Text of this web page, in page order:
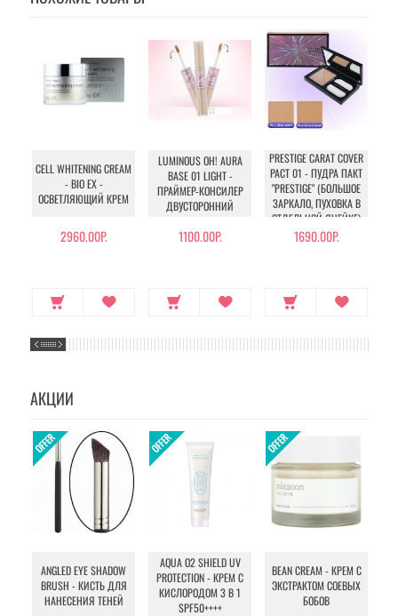
CELL WHITENING CREAM
- BIO EX -
ОСВЕТЛЯЮЩИЙ КРЕМ
2960.00Р.
LUMINOUS OH! AURA
BASE 01 LIGHT -
ПРАЙМЕР-КОНСИЛЕР
ДВУСТОРОННИЙ
1100.00Р.
PRESTIGE CARAT COVER
PACT 01 - ПУДРА ПАКТ
"PRESTIGE" (БОЛЬШОЕ
ЗАРКАЛО, ПУХОВКА В
ОТДЕЛЬНОЙ ЯЧЕЙКЕ)
1690.00Р.
АКЦИИ
ANGLED EYE SHADOW
BRUSH - КИСТЬ ДЛЯ
НАНЕСЕНИЯ ТЕНЕЙ
AQUA O2 SHIELD UV
PROTECTION - КРЕМ С
КИСЛОРОДОМ 3 В 1
SPF50++++
BEAN CREAM - КРЕМ С
ЭКСТРАКТОМ СОЕВЫХ
БОБОВ